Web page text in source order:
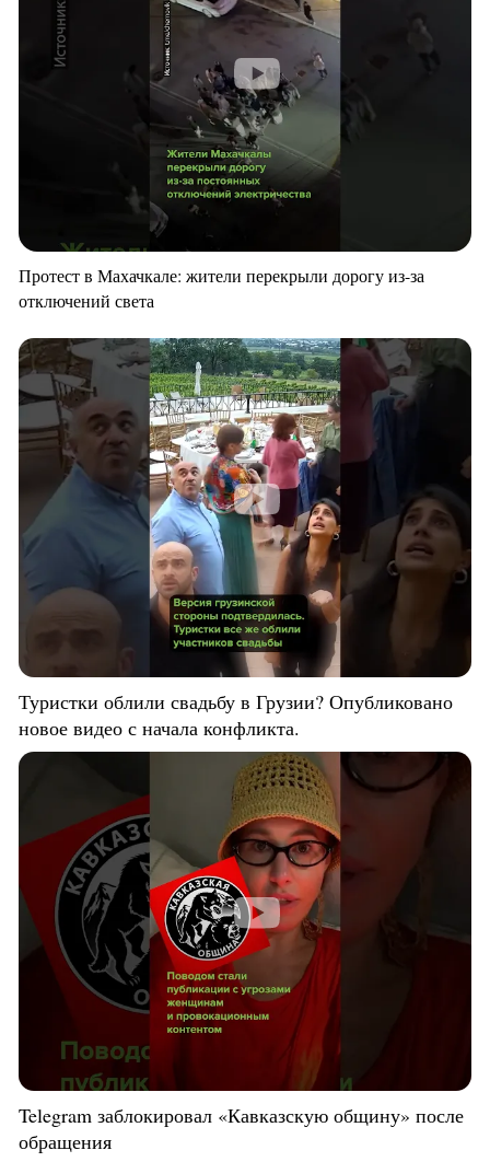
Протест в Махачкале: жители перекрыли дорогу из-за
отключений света
Туристки облили свадьбу в Грузии? Опубликовано
новое видео с начала конфликта.
Telegram заблокировал «Кавказскую общину» после
обращения